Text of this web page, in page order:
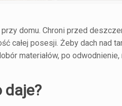
domu. Chroni przed
posesji. Żeby dach nad
materiałów, po
daje?